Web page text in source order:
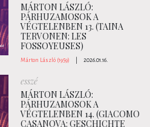
MÁRTON LÁSZLÓ:
PÁRHUZAMOSOK A
VÉGTELENBEN 13. (TAINA
TERVONEN: LES
FOSSOYEUSES)
Márton László (1959) 2026.01.16.
esszé
MÁRTON LÁSZLÓ:
PÁRHUZAMOSOK A
VÉGTELENBEN 14. (GIACOMO
CASANOVA: GESCHICHTE